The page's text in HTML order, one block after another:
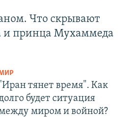
Что скрывают
и принца Мухаммеда
тянет время". Как
будет ситуация
миром и войной?